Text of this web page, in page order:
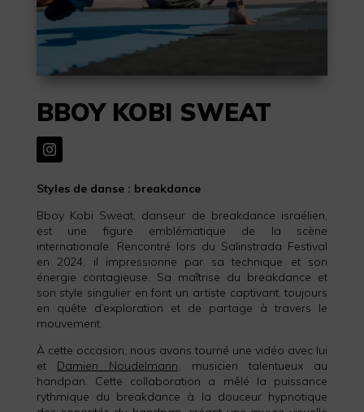
BBOY KOBI SWEAT
Styles de danse : breakdance
Bboy Kobi Sweat, danseur de breakdance israélien,
est une figure emblématique de la scène
internationale. Rencontré lors du Salinstrada Festival
en 2024, il impressionne par sa technique et son
énergie contagieuse. Sa maîtrise du breakdance et
son style singulier en font un artiste captivant, toujours
en quête d’exploration et de partage à travers le
mouvement.
À cette occasion, nous avons tourné une vidéo avec lui
et Damien Noudelmann, musicien talentueux au
handpan. Cette collaboration a mêlé la puissance
rythmique du breakdance à la douceur hypnotique